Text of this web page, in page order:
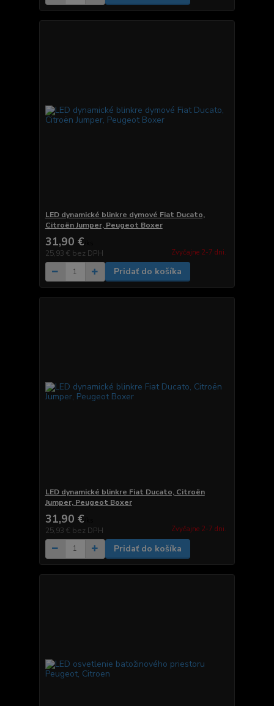
LED dynamické blinkre dymové Fiat Ducato,
Citroën Jumper, Peugeot Boxer
31,90 €
25,93 € bez DPH Zvyčajne 2-7 dni.
Pridať do košíka
LED dynamické blinkre Fiat Ducato, Citroën
Jumper, Peugeot Boxer
31,90 €
25,93 € bez DPH Zvyčajne 2-7 dni.
Pridať do košíka